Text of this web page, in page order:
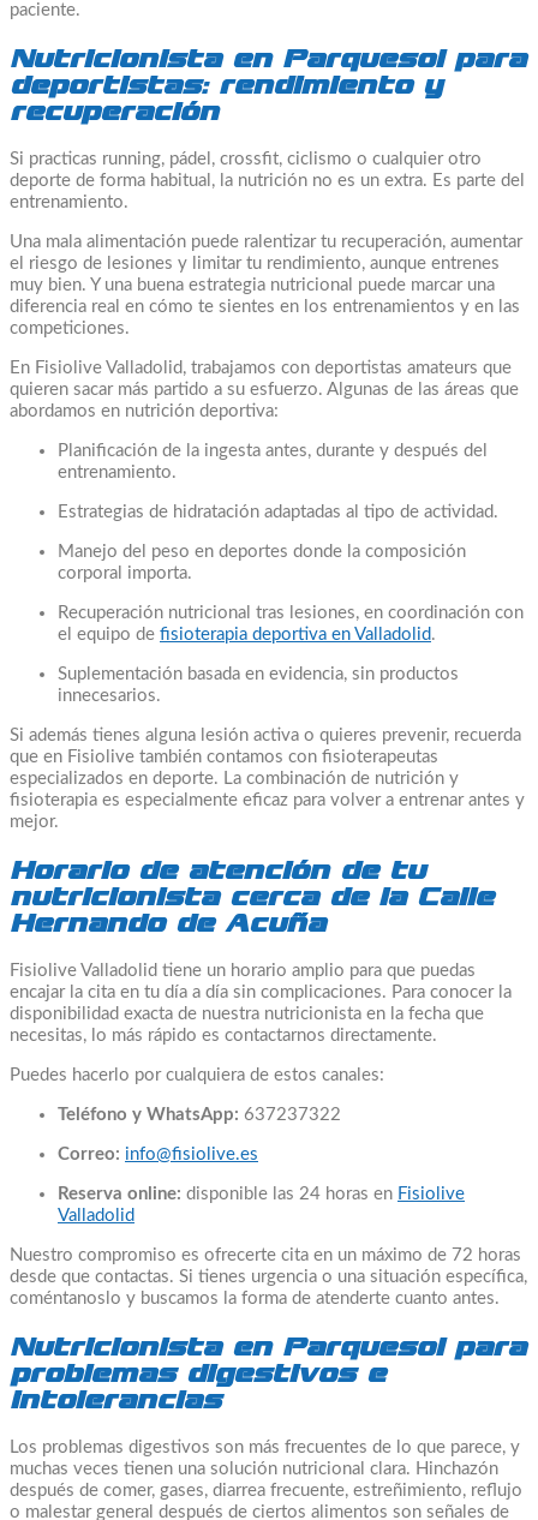
paciente.
Nutricionista en Parquesol para
deportistas: rendimiento y
recuperación
Si practicas running, pádel, crossfit, ciclismo o cualquier otro
deporte de forma habitual, la nutrición no es un extra. Es parte del
entrenamiento.
Una mala alimentación puede ralentizar tu recuperación, aumentar
el riesgo de lesiones y limitar tu rendimiento, aunque entrenes
muy bien. Y una buena estrategia nutricional puede marcar una
diferencia real en cómo te sientes en los entrenamientos y en las
competiciones.
En Fisiolive Valladolid, trabajamos con deportistas amateurs que
quieren sacar más partido a su esfuerzo. Algunas de las áreas que
abordamos en nutrición deportiva:
Planificación de la ingesta antes, durante y después del
entrenamiento.
Estrategias de hidratación adaptadas al tipo de actividad.
Manejo del peso en deportes donde la composición
corporal importa.
Recuperación nutricional tras lesiones, en coordinación con
el equipo de fisioterapia deportiva en Valladolid.
Suplementación basada en evidencia, sin productos
innecesarios.
Si además tienes alguna lesión activa o quieres prevenir, recuerda
que en Fisiolive también contamos con fisioterapeutas
especializados en deporte. La combinación de nutrición y
fisioterapia es especialmente eficaz para volver a entrenar antes y
mejor.
Horario de atención de tu
nutricionista cerca de la Calle
Hernando de Acuña
Fisiolive Valladolid tiene un horario amplio para que puedas
encajar la cita en tu día a día sin complicaciones. Para conocer la
disponibilidad exacta de nuestra nutricionista en la fecha que
necesitas, lo más rápido es contactarnos directamente.
Puedes hacerlo por cualquiera de estos canales:
Teléfono y WhatsApp: 637237322
Correo: info@fisiolive.es
Reserva online: disponible las 24 horas en Fisiolive
Valladolid
Nuestro compromiso es ofrecerte cita en un máximo de 72 horas
desde que contactas. Si tienes urgencia o una situación específica,
coméntanoslo y buscamos la forma de atenderte cuanto antes.
Nutricionista en Parquesol para
problemas digestivos e
intolerancias
Los problemas digestivos son más frecuentes de lo que parece, y
muchas veces tienen una solución nutricional clara. Hinchazón
después de comer, gases, diarrea frecuente, estreñimiento, reflujo
o malestar general después de ciertos alimentos son señales de